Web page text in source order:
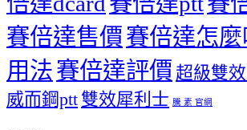
賽倍達售價 賽倍達怎
用法賽倍達評價 超級雙
威而鋼ptt 雙效犀利士 騰 素 官網